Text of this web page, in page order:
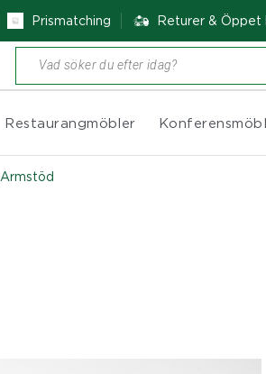
Prismatching Returer & Öppet
Produktsökning
Restaurangmöbler
Armstöd